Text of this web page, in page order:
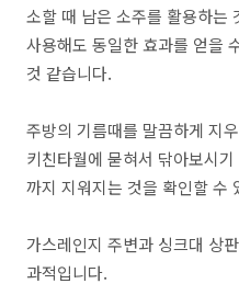
소할 때 남은 소주를 활용하는
사용해도 동일한 효과를 얻을
것 같습니다.
주방의 기름때를 말끔하게 지
키친타월에 묻혀서 닦아보시
까지 지워지는 것을 확인할 수
가스레인지 주변과 싱크대 상
과적입니다.